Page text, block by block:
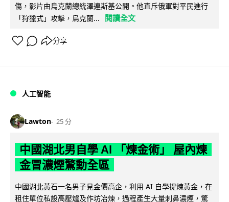
傷，影片由烏克蘭總統澤連斯基公開。他直斥俄軍對平民進行
「狩獵式」攻擊，烏克蘭...
閱讀全文
分享
人工智能
Lawton 25 分
中國湖北男自學 AI 「煉金術」 屋內煉
金冒濃煙驚動全區
中國湖北黃石一名男子見金價高企，利用 AI 自學提煉黃金，在
租住單位私設高壓爐及作坊冶煉，過程產生大量刺鼻濃煙，驚